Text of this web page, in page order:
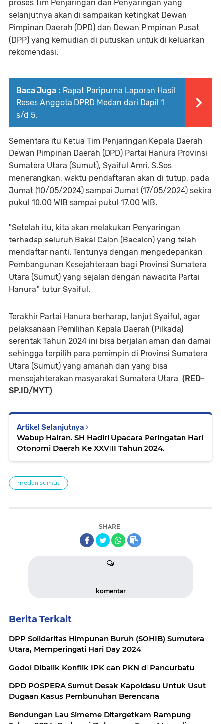
proses Tim Penjaringan dan Penyaringan yang
selanjutnya akan di sampaikan ketingkat Dewan
Pimpinan Daerah (DPD) dan Dewan Pimpinan Pusat
(DPP) yang kemudian di putuskan untuk di keluarkan
rekomendasi.
Baca Juga : Rapat Paripurna Laporan Hasil
Reses Anggota DPRD Medan dari Dapil 1
s/d 5.
Sementara itu Ketua Tim Penjaringan Kepala Daerah
Dewan Pimpinan Daerah (DPD) Partai Hanura Provinsi
Sumatera Utara (Sumut), Syaiful Amri, S.Sos
menerangkan, waktu pendaftaran akan di tutup, pada
Jumat (10/05/2024) sampai Jumat (17/05/2024) sekira
pukul 10.00 WIB sampai pukul 17.00 WIB.
"Setelah itu, kita akan melakukan Penyaringan
terhadap seluruh Bakal Calon (Bacalon) yang telah
mendaftar nanti. Tentunya dengan mengedepankan
Pembangunan Kesejahteraan bagi Provinsi Sumatera
Utara (Sumut) yang sejalan dengan nawacita Partai
Hanura," tutur Syaiful.
Terakhir Partai Hanura berharap, lanjut Syaiful, agar
pelaksanaan Pemilihan Kepala Daerah (Pilkada)
serentak Tahun 2024 ini bisa berjalan aman dan damai
sehingga terpilih para pemimpin di Provinsi Sumatera
Utara (Sumut) yang amanah dan yang bisa
mensejahterakan masyarakat Sumatera Utara (RED-
SP.ID/MYT)
Artikel Selanjutnya
Wabup Hairan. SH Hadiri Upacara Peringatan Hari
Otonomi Daerah Ke XXVIII Tahun 2024.
medan sumut
SHARE
komentar
Berita Terkait
DPP Solidaritas Himpunan Buruh (SOHIB) Sumutera
Utara, Memperingati Hari Day 2024
Godol Dibalik Konflik IPK dan PKN di Pancurbatu
DPD POSPERA Sumut Desak Kapoldasu Untuk Usut
Dugaan Kasus Pembunuhan Berencana
Bendungan Lau Simeme Ditargetkam Rampung